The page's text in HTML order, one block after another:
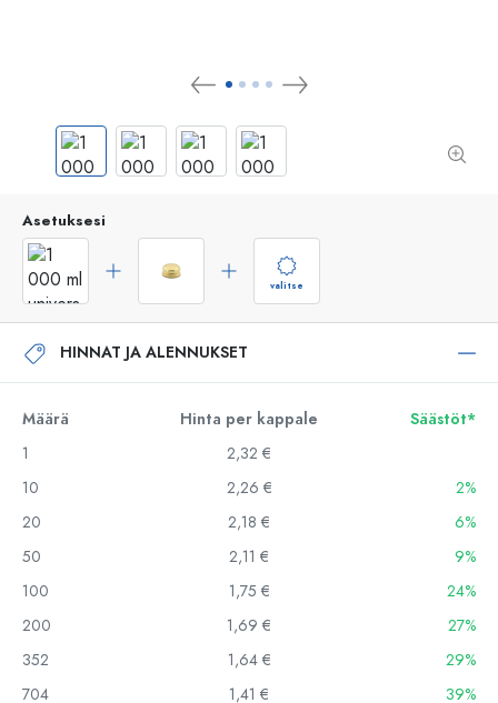
Asetuksesi
valitse
HINNAT JA ALENNUKSET
Määrä Hinta per kappale
Säästöt*
1
2,32 €
10
2,26 €
2%
20
2,18 €
6%
50
2,11 €
9%
100
1,75 €
24%
200
1,69 €
27%
352
1,64 €
29%
704
1,41 € 39%